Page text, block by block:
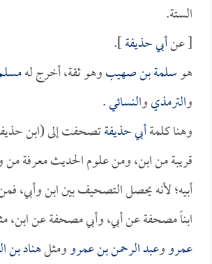
الستة.
[ عنأبي حذيفة].
هوسلمة بن صهيبوهو ثقة، أخرج له
والترمذيوالنسائي.
وهنا كلمةأبي حذيفةتصحفت إلى (ابن
قريبة من ابن، ومن علوم الحديث معرفة من
أبيه؛ لأنه يحصل التصحيف بين ابن وأبي،
ابناً مصحفة عن أبي، وأبي مصحفة عن ابن،
عمرووعبد الرحمن بن عمروومثلهناد بن